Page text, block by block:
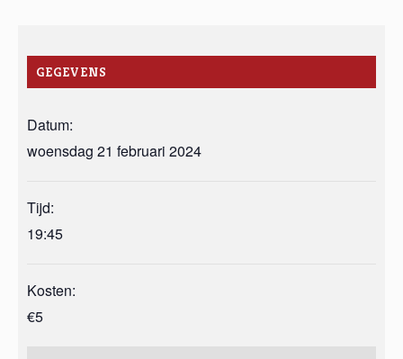
GEGEVENS
Datum:
woensdag 21 februari 2024
Tijd:
19:45
Kosten:
€5